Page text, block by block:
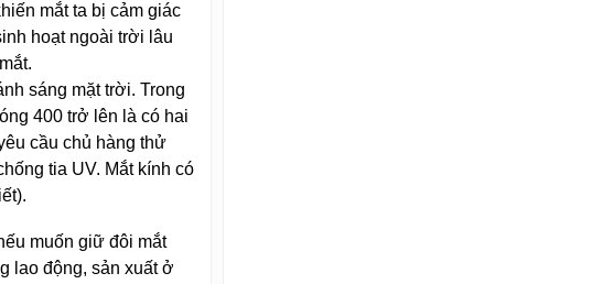
mắt ta bị cảm giác
hoạt ngoài trời lâu
sáng mặt trời. Trong
400 trở lên là có hai
cầu chủ hàng thử
tia UV. Mắt kính có
muốn giữ đôi mắt
lao động, sản xuất ở